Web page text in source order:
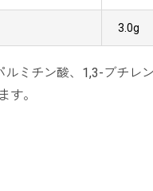
3.0g
ミチン酸、1,3-ブチレ
す。